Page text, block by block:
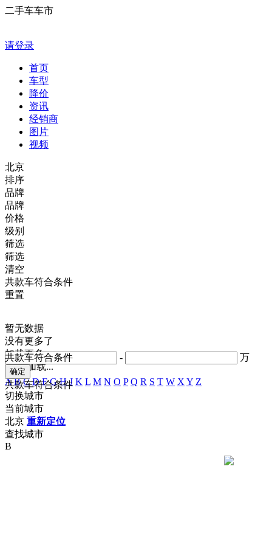
二手车车市
请登录
首页
车型
降价
资讯
经销商
图片
视频
北京
排序
品牌
品牌
价格
- 万
共款车符合条件
级别
共款车符合条件
筛选
筛选
清空
共款车符合条件
重置
暂无数据
没有更多了
加载更多
正在加载...
A B C D F G H J K L M N O P Q R S T W X Y Z
切换城市
当前城市
北京 重新定位
查找城市
B